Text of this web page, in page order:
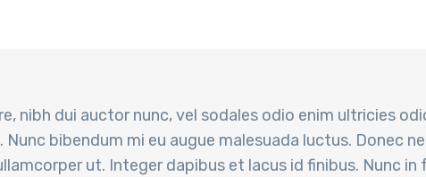
nibh dui auctor nunc, vel sodales odio enim ultricies
bibendum mi eu augue malesuada luctus. Donec
ut. Integer dapibus et lacus id finibus. Nunc in